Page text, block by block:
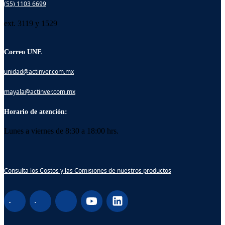
(55) 1103 6699
ext. 3119 y 1529
Correo UNE
unidad@actinver.com.mx
mayala@actinver.com.mx
Horario de atención:
Lunes a viernes de 8:30 a 18:00 hrs.
Consulta los Costos y las Comisiones de nuestros productos